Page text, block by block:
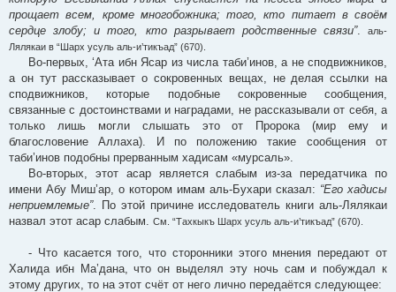
прощает всем, кроме многобожника; того, кто питает в своём
сердце злобу; и того, кто разрывает родственные связи”.
аль-
Лялякаи в “Шарх усуль аль-и’тикъад” (670).
Во-первых, ‘Ата ибн Ясар из числа таби’инов, а не сподвижников,
а он тут рассказывает о сокровенных вещах, не делая ссылки на
сподвижников, которые подобные сокровенные сообщения,
связанные с достоинствами и наградами, не рассказывали от себя, а
только лишь могли слышать это от Пророка (мир ему и
благословение Аллаха). И по положению такие сообщения от
таби’инов подобны прерванным хадисам «мурсаль».
Во-вторых, этот асар является слабым из-за передатчика по
имени Абу Миш’ар, о котором имам аль-Бухари сказал: “Его хадисы
неприемлемые”. По этой причине исследователь книги аль-Лялякаи
назвал этот асар слабым.
См. “Тахкыкъ Шарх усуль аль-и’тикъад” (670).
- Что касается того, что сторонники этого мнения передают от
Халида ибн Ма’дана, что он выделял эту ночь сам и побуждал к
этому других, то на этот счёт от него лично передаётся следующее: